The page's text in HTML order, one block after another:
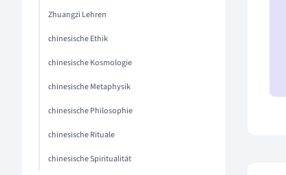
Zhuangzi Lehren
chinesische Ethik
chinesische Kosmologie
chinesische Metaphysik
chinesische Philosophie
chinesische Rituale
chinesische Spiritualität